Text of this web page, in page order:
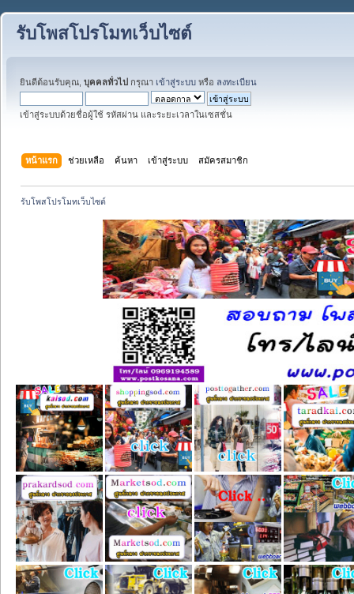
รับโพสโปรโมทเว็บไซต์
ยินดีต้อนรับคุณ, บุคคลทั่วไป กรุณา เข้าสู่ระบบ หรือ ลงทะเบียน
เข้าสู่ระบบด้วยชื่อผู้ใช้ รหัสผ่าน และระยะเวลาในเซสชั่น
หน้าแรก ช่วยเหลือ ค้นหา เข้าสู่ระบบ สมัครสมาชิก
รับโพสโปรโมทเว็บไซต์